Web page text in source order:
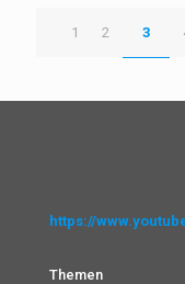
1 2 3
https://
Themen